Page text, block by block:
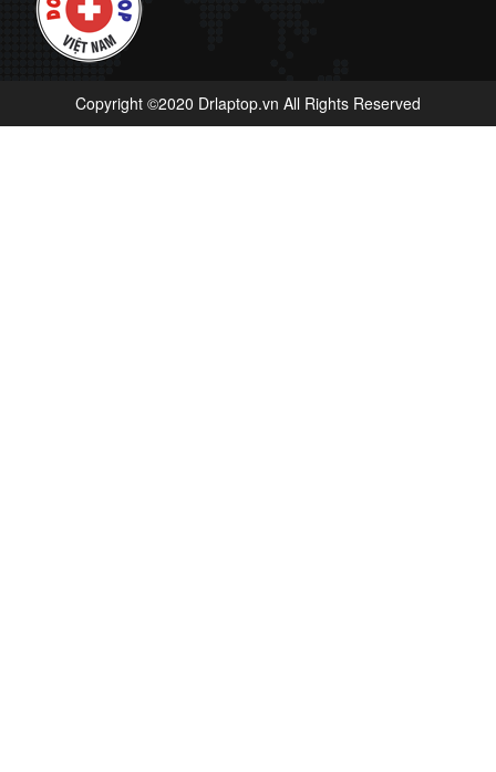
Copyright ©2020 Drlaptop.vn All Rights Reserved